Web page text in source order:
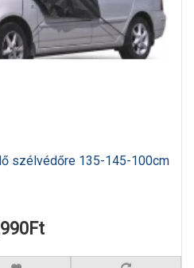
szélvédőre 135-145-100cm